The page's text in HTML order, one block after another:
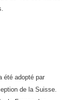
été adopté par
de la Suisse.